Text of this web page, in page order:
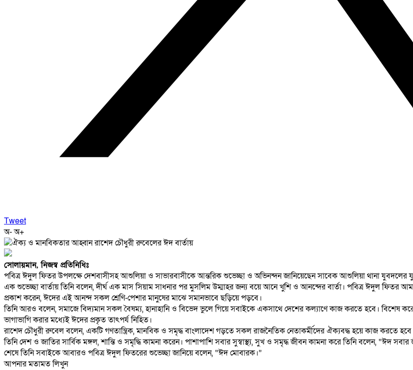
Tweet
অ-অ+
সোলায়মান, নিজস্ব প্রতিনিধিঃ
পবিত্র ঈদুল ফিতর উপলক্ষে দেশবাসীসহ আশুলিয়া ও সাভারবাসীকে আন্তরিক শুভেচ্ছা ও অভিনন্দন জানিয়েছেন সাবেক আশুলিয়া থানা যুবদলের
এক শুভেচ্ছা বার্তায় তিনি বলেন, দীর্ঘ এক মাস সিয়াম সাধনার পর মুসলিম উম্মাহর জন্য বয়ে আনে খুশি ও আনন্দের বার্তা। পবিত্র ঈদুল ফিতর
প্রকাশ করেন, ঈদের এই আনন্দ সকল শ্রেণি-পেশার মানুষের মাঝে সমানভাবে ছড়িয়ে পড়বে।
তিনি আরও বলেন, সমাজে বিদ্যমান সকল বৈষম্য, হানাহানি ও বিভেদ ভুলে গিয়ে সবাইকে একসাথে দেশের কল্যাণে কাজ করতে হবে। বিশেষ
ভাগাভাগি করার মধ্যেই ঈদের প্রকৃত তাৎপর্য নিহিত।
রাশেদ চৌধুরী রুবেল বলেন, একটি গণতান্ত্রিক, মানবিক ও সমৃদ্ধ বাংলাদেশ গড়তে সকল রাজনৈতিক নেতাকর্মীদের ঐক্যবদ্ধ হয়ে কাজ করতে
তিনি দেশ ও জাতির সার্বিক মঙ্গল, শান্তি ও সমৃদ্ধি কামনা করেন। পাশাপাশি সবার সুস্বাস্থ্য, সুখ ও সমৃদ্ধ জীবন কামনা করে তিনি বলেন, “ঈদ
শেষে তিনি সবাইকে আবারও পবিত্র ঈদুল ফিতরের শুভেচ্ছা জানিয়ে বলেন, “ঈদ মোবারক।”
আপনার মতামত লিখুন